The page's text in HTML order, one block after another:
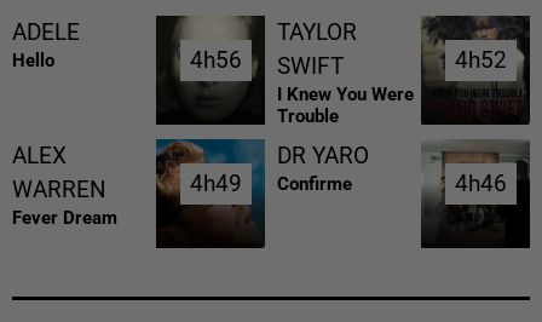
ADELE
Hello 4h56
4h56
TAYLOR
SWIFT
I Knew You Were
Trouble
4h52
4h52
ALEX
WARREN
Fever Dream
4h49
4h49
DR YARO
Confirme 4h46
4h46